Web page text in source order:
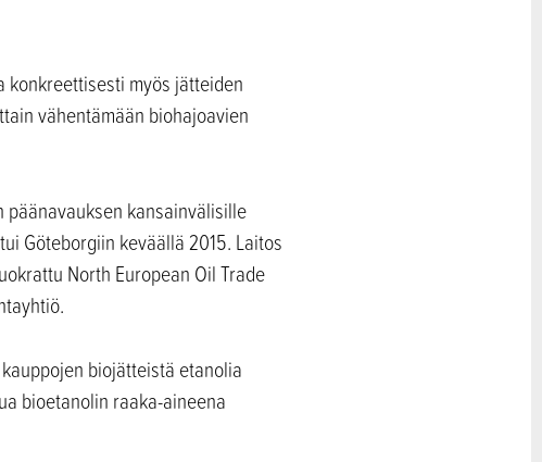
myös jätteiden
vähentämään biohajoavien
päänavauksen kansainvälisille
Göteborgiin keväällä 2015. Laitos
North European Oil Trade
biojätteistä etanolia
bioetanolin raaka-aineena